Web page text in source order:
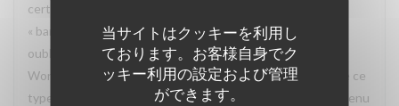
当サイトはクッキーを利用し
ております。お客様自身でク
ッキー利用の設定および管理
ができます。
certaines peuvent être considérées dans leur jus, voire
« bancales » même si stables. Un point cependant: vous
oubliez de mentionner que vous avez exercé un bon
Wonderbox. Sachez que bon nombre de restaurant refuse ce
type de bon le vendredi soir et vous oblige à prendre un menu